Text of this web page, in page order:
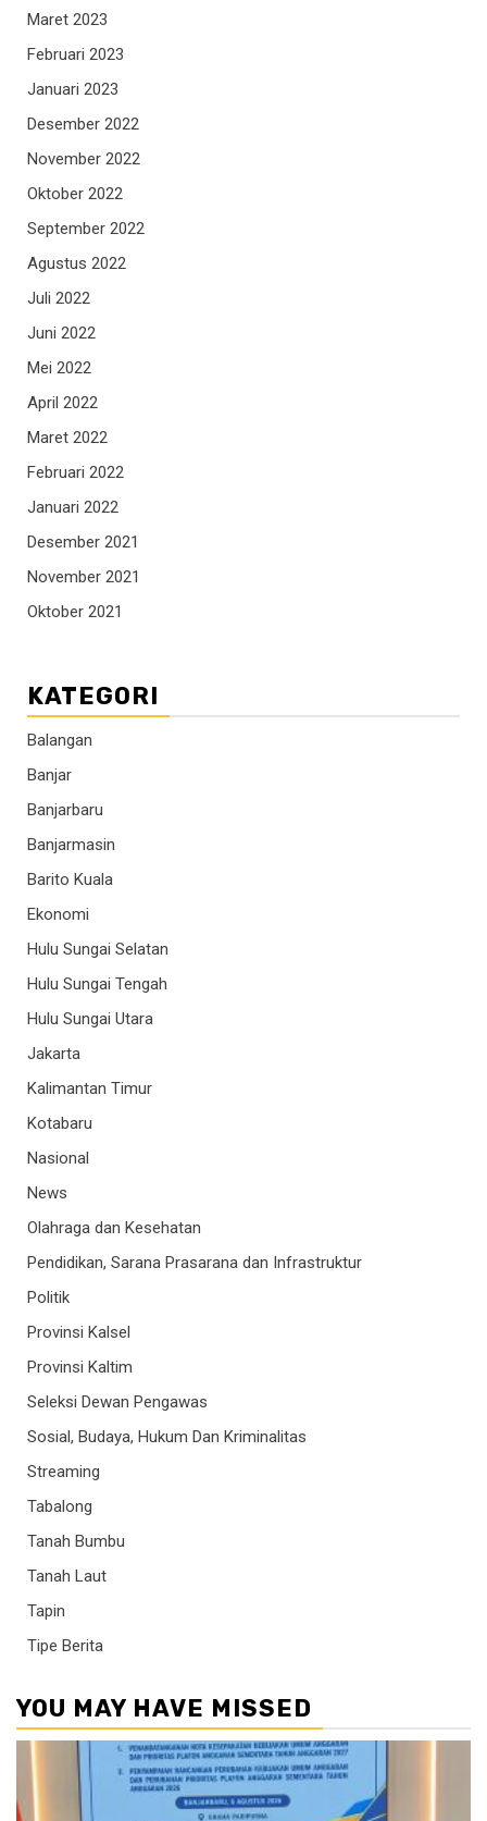
Maret 2023
Februari 2023
Januari 2023
Desember 2022
November 2022
Oktober 2022
September 2022
Agustus 2022
Juli 2022
Juni 2022
Mei 2022
April 2022
Maret 2022
Februari 2022
Januari 2022
Desember 2021
November 2021
Oktober 2021
KATEGORI
Balangan
Banjar
Banjarbaru
Banjarmasin
Barito Kuala
Ekonomi
Hulu Sungai Selatan
Hulu Sungai Tengah
Hulu Sungai Utara
Jakarta
Kalimantan Timur
Kotabaru
Nasional
News
Olahraga dan Kesehatan
Pendidikan, Sarana Prasarana dan Infrastruktur
Politik
Provinsi Kalsel
Provinsi Kaltim
Seleksi Dewan Pengawas
Sosial, Budaya, Hukum Dan Kriminalitas
Streaming
Tabalong
Tanah Bumbu
Tanah Laut
Tapin
Tipe Berita
YOU MAY HAVE MISSED